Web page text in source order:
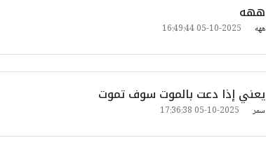
ههه
ههه 2025-10-05 16:49:44
يعني إذا دعت بالموت سوف تموت
سمر 2025-10-05 17:36:38